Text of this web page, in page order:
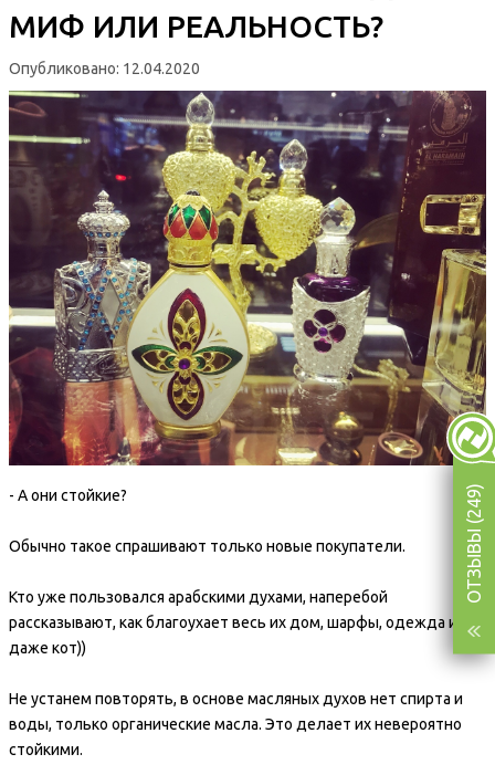
МИФ ИЛИ РЕАЛЬНОСТЬ?
Опубликовано: 12.04.2020
- А они стойкие?
Обычно такое спрашивают только новые покупатели.
Кто уже пользовался арабскими духами, наперебой
рассказывают, как благоухает весь их дом, шарфы, одежда и
даже кот))
Не устанем повторять, в основе масляных духов нет спирта и
воды, только органические масла. Это делает их невероятно
стойкими.
ОТЗЫВЫ (249)